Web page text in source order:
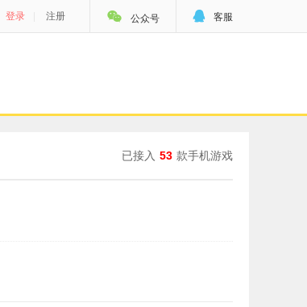
登录 注册  公众号  客服
已接入 53 款手机游戏